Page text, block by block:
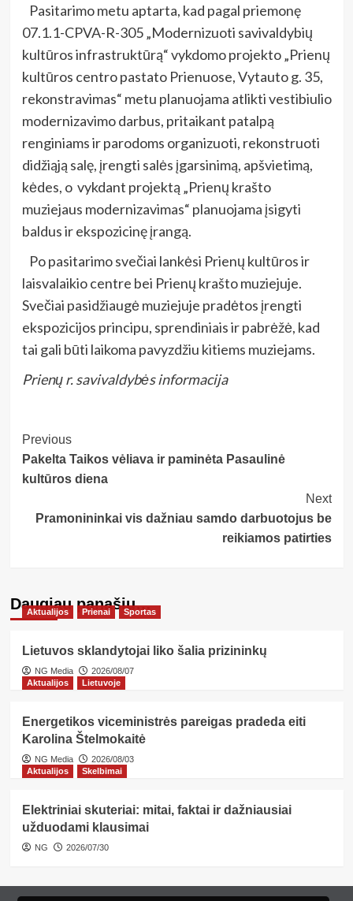
Pasitarimo metu aptarta, kad pagal priemonę
07.1.1-CPVA-R-305 „Modernizuoti savivaldybių
kultūros infrastruktūrą“ vykdomo projekto „Prienų
kultūros centro pastato Prienuose, Vytauto g. 35,
rekonstravimas“ metu planuojama atlikti vestibiulio
modernizavimo darbus, pritaikant patalpą
renginiams ir parodoms organizuoti, rekonstruoti
didžiąją salę, įrengti salės įgarsinimą, apšvietimą,
kėdes, o vykdant projektą „Prienų krašto
muziejaus modernizavimas“ planuojama įsigyti
baldus ir ekspozicinę įrangą.
Po pasitarimo svečiai lankėsi Prienų kultūros ir
laisvalaikio centre bei Prienų krašto muziejuje.
Svečiai pasidžiaugė muziejuje pradėtos įrengti
ekspozicijos principu, sprendiniais ir pabrėžė, kad
tai gali būti laikoma pavyzdžiu kitiems muziejams.
Prienų r. savivaldybės informacija
Post
Navigation
Previous
Pakelta Taikos vėliava ir paminėta Pasaulinė
kultūros diena
Next
Pramonininkai vis dažniau samdo darbuotojus be
reikiamos patirties
Daugiau panašių…
Aktualijos Prienai Sportas
Lietuvos sklandytojai liko šalia prizininkų
NG Media
2026/08/07
Aktualijos
Lietuvoje
Energetikos viceministrės pareigas pradeda eiti
Karolina Štelmokaitė
NG Media
2026/08/03
Aktualijos
Skelbimai
Elektriniai skuteriai: mitai, faktai ir dažniausiai
užduodami klausimai
NG 2026/07/30